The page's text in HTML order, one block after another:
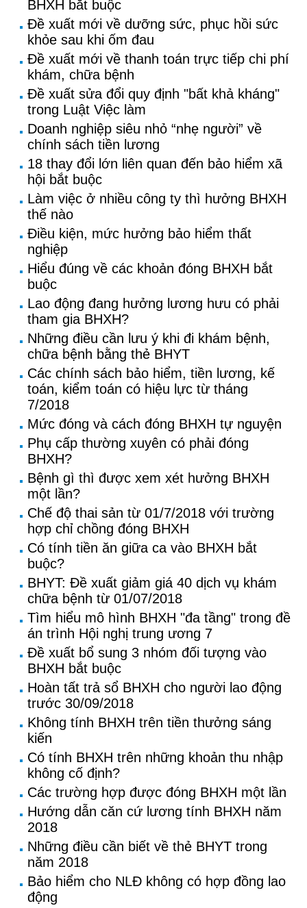
BHXH bắt buộc
Đề xuất mới về dưỡng sức, phục hồi sức
khỏe sau khi ốm đau
Đề xuất mới về thanh toán trực tiếp chi phí
khám, chữa bệnh
Đề xuất sửa đổi quy định "bất khả kháng"
trong Luật Việc làm
Doanh nghiệp siêu nhỏ “nhẹ người” về
chính sách tiền lương
18 thay đổi lớn liên quan đến bảo hiểm xã
hội bắt buộc
Làm việc ở nhiều công ty thì hưởng BHXH
thế nào
Điều kiện, mức hưởng bảo hiểm thất
nghiệp
Hiểu đúng về các khoản đóng BHXH bắt
buộc
Lao động đang hưởng lương hưu có phải
tham gia BHXH?
Những điều cần lưu ý khi đi khám bệnh,
chữa bệnh bằng thẻ BHYT
Các chính sách bảo hiểm, tiền lương, kế
toán, kiểm toán có hiệu lực từ tháng
7/2018
Mức đóng và cách đóng BHXH tự nguyện
Phụ cấp thường xuyên có phải đóng
BHXH?
Bệnh gì thì được xem xét hưởng BHXH
một lần?
Chế độ thai sản từ 01/7/2018 với trường
hợp chỉ chồng đóng BHXH
Có tính tiền ăn giữa ca vào BHXH bắt
buộc?
BHYT: Đề xuất giảm giá 40 dịch vụ khám
chữa bệnh từ 01/07/2018
Tìm hiểu mô hình BHXH "đa tầng" trong đề
án trình Hội nghị trung ương 7
Đề xuất bổ sung 3 nhóm đối tượng vào
BHXH bắt buộc
Hoàn tất trả sổ BHXH cho người lao động
trước 30/09/2018
Không tính BHXH trên tiền thưởng sáng
kiến
Có tính BHXH trên những khoản thu nhập
không cố định?
Các trường hợp được đóng BHXH một lần
Hướng dẫn căn cứ lương tính BHXH năm
2018
Những điều cần biết về thẻ BHYT trong
năm 2018
Bảo hiểm cho NLĐ không có hợp đồng lao
động